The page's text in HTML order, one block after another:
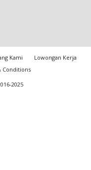
Kami
Lowongan Kerja
Conditions
2025